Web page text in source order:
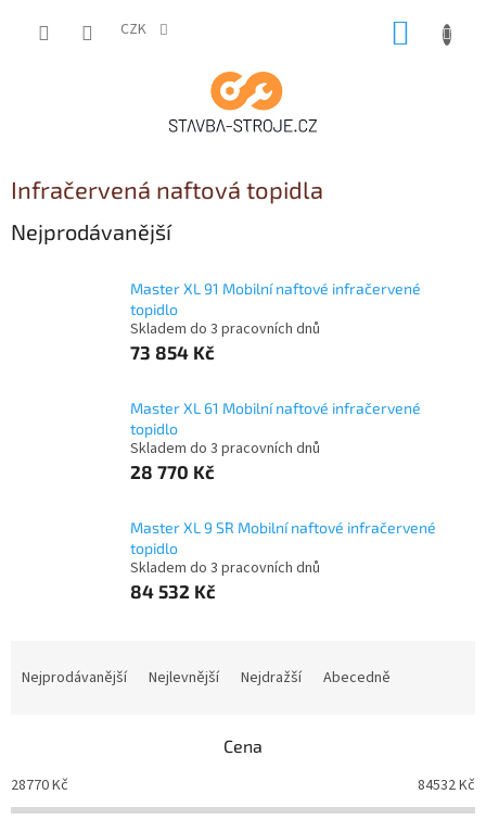
CZK
Infračervená naftová topidla
Nejprodávanější
Master XL 91 Mobilní naftové infračervené
topidlo
Skladem do 3 pracovních dnů
73 854 Kč
Master XL 61 Mobilní naftové infračervené
topidlo
Skladem do 3 pracovních dnů
28 770 Kč
Master XL 9 SR Mobilní naftové infračervené
topidlo
Skladem do 3 pracovních dnů
84 532 Kč
p
r
Nejprodávanější Nejlevnější Nejdražší Abecedně
Cena
28770Kč 84532Kč